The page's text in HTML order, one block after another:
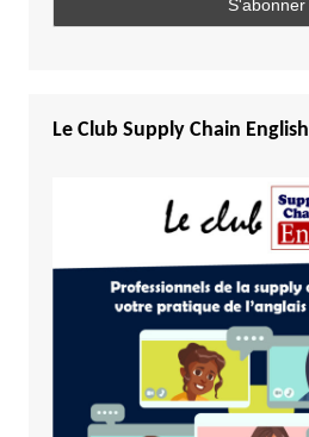
Le Club Supply Chain English